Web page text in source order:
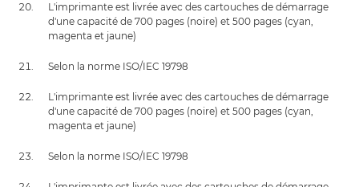
L'imprimante est livrée avec des cartouches de démarrage
d'une capacité de 700 pages (noire) et 500 pages (cyan,
magenta et jaune)
Selon la norme ISO/IEC 19798
L'imprimante est livrée avec des cartouches de démarrage
d'une capacité de 700 pages (noire) et 500 pages (cyan,
magenta et jaune)
Selon la norme ISO/IEC 19798